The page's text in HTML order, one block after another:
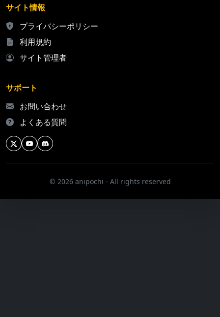
サイト情報
プライバシーポリシー
利用規約
サイト管理者
サポート
お問い合わせ
よくある質問
© 2026 anipochi - All rights reserved